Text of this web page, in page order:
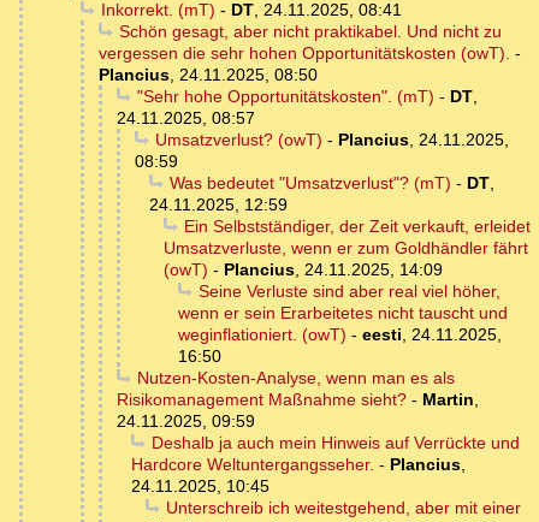
Inkorrekt. (mT) - DT, 24.11.2025, 08:41
Schön gesagt, aber nicht praktikabel. Und nicht zu
vergessen die sehr hohen Opportunitätskosten (owT). -
Plancius, 24.11.2025, 08:50
"Sehr hohe Opportunitätskosten". (mT) - DT,
24.11.2025, 08:57
Umsatzverlust? (owT) - Plancius, 24.11.2025,
08:59
Was bedeutet "Umsatzverlust"? (mT) - DT,
24.11.2025, 12:59
Ein Selbstständiger, der Zeit verkauft, erleidet
Umsatzverluste, wenn er zum Goldhändler fährt
(owT) - Plancius, 24.11.2025, 14:09
Seine Verluste sind aber real viel höher,
wenn er sein Erarbeitetes nicht tauscht und
weginflationiert. (owT) - eesti, 24.11.2025,
16:50
Nutzen-Kosten-Analyse, wenn man es als
Risikomanagement Maßnahme sieht? - Martin,
24.11.2025, 09:59
Deshalb ja auch mein Hinweis auf Verrückte und
Hardcore Weltuntergangsseher. - Plancius,
24.11.2025, 10:45
Unterschreib ich weitestgehend, aber mit einer